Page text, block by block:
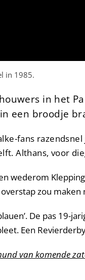
in 1985.
in het
een broodje
fans
Althans, voor
wederom
zou
De pas 19-
Een
van komende